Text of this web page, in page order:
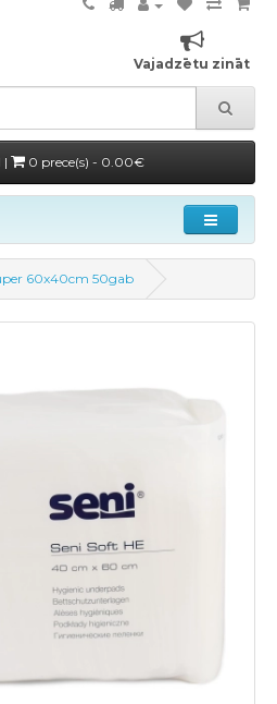
Vajadzētu zināt
| 0 prece(s) - 0.00€
60x40cm 50gab